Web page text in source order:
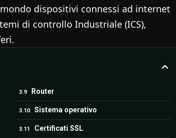
dispositivi connessi ad internet
di controllo Industriale (ICS),
Router
Sistema operativo
Certificati SSL